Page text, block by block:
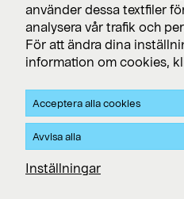
2014-2015
använder dessa textfiler
analysera vår trafik och
För att ändra dina
information om cookies,
Acceptera alla cookies
Avvisa alla
Inställningar